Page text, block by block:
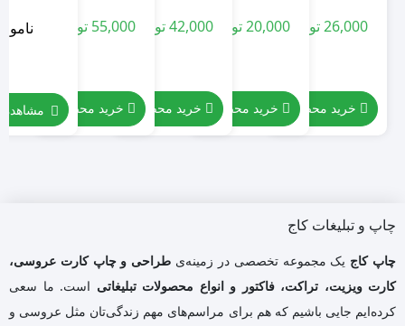
26,000تومان
خرید محصول
20,000 تومان
خرید محصول
42,000تومان
خرید محصول
55,000 تومان
خرید محصول
چاپ و تبلیغات کاج
چاپ کاج یک مجموعه تخصصی در زمینه‌ی طراحی و چاپ کارت عروسی،
کارت ویزیت، تراکت، فاکتور و انواع محصولات تبلیغاتی است. ما سعی
کرده‌ایم جایی باشیم که هم برای مراسم‌های مهم زندگی‌تان مثل عروسی و